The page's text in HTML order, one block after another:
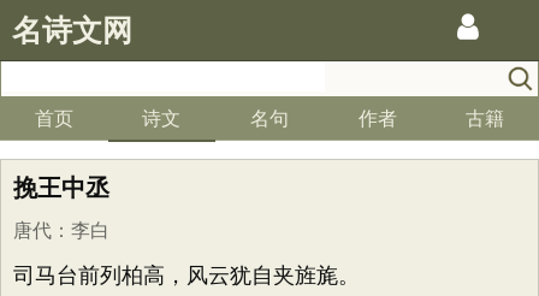
名诗文网
首页 诗文 名句 作者 古籍
挽王中丞
唐代 ： 李白
司马台前列柏高，风云犹自夹旌旄。